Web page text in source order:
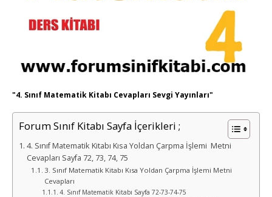
"4. Sınıf Matematik Kitabı Cevapları Sevgi Yayınları"
Forum Sınıf Kitabı Sayfa İçerikleri ;
4. Sınıf Matematik Kitabı Kısa Yoldan Çarpma İşlemi Metni
Cevapları Sayfa 72, 73, 74, 75
3. Sınıf Matematik Kitabı Kısa Yoldan Çarpma İşlemi Metni
Cevapları
4. Sınıf Matematik Kitabı Sayfa 72-73-74-75